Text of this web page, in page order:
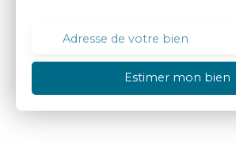
Adresse de votre bien
Estimer mon bien